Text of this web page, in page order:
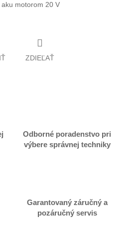
motorom 20 V
ZDIEĽAŤ
Odborné poradenstvo pri
výbere správnej techniky
Garantovaný záručný a
pozáručný servis